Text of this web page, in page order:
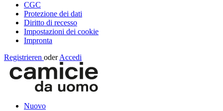
CGC
Protezione dei dati
Diritto di recesso
Impostazioni dei cookie
Impronta
Registrieren oder Accedi
Nuovo